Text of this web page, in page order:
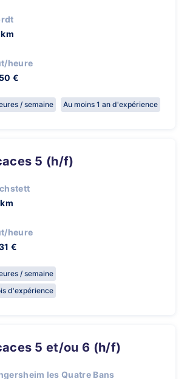
heure
€
/ semaine Au moins 1 an d'expérience
5 (h/f)
heure
€
/ semaine
d'expérience
5 et/ou 6 (h/f)
les Quatre Bans